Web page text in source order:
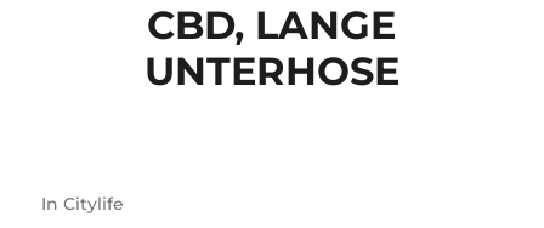
CBD, LANGE
UNTERHOSE
In Citylife